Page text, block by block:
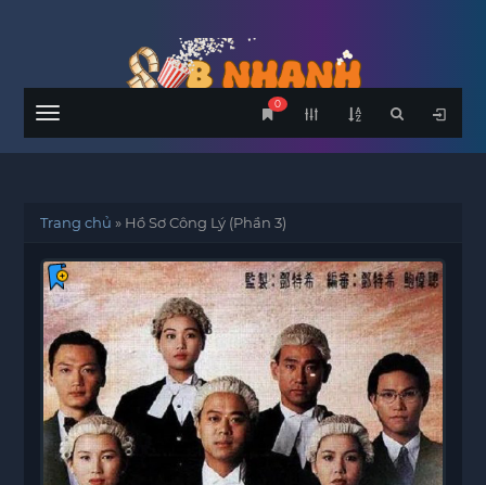
Menu
0
Trang chủ » Hồ Sơ Công Lý (Phần 3)